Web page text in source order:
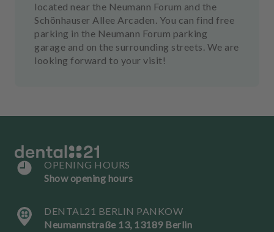
located near the Neumann Forum and the
Schönhauser Allee Arcaden. You can find free
parking in the Neumann Forum parking
garage and on the surrounding streets. We are
looking forward to your visit!
OPENING HOURS
Show opening hours
DENTAL21 BERLIN PANKOW
Neumannstraße 13, 13189 Berlin